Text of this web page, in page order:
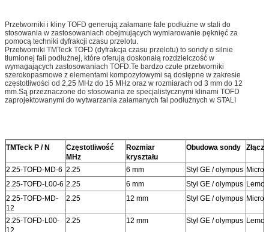
Przetworniki i kliny TOFD generują załamane fale podłużne w stali do
stosowania w zastosowaniach obejmujących wymiarowanie pęknięć za
pomocą techniki dyfrakcji czasu przelotu.
Przetworniki TMTeck TOFD (dyfrakcja czasu przelotu) to sondy o silnie
tłumionej fali podłużnej, które oferują doskonałą rozdzielczość w
wymagających zastosowaniach TOFD.Te bardzo czułe przetworniki
szerokopasmowe z elementami kompozytowymi są dostępne w zakresie
częstotliwości od 2,25 MHz do 15 MHz oraz w rozmiarach od 3 mm do 12
mm.Są przeznaczone do stosowania ze specjalistycznymi klinami TOFD
zaprojektowanymi do wytwarzania załamanych fal podłużnych w STALI
TMTeck P / N
Częstotliwość
MHz
Rozmiar
kryształu
Obudowa sondy Złącze
2.25-TOFD-MD-6 2.25 6 mm Styl GE / olympus
2.25-TOFD-L00-6 2.25 6 mm Styl GE / olympus Lemo
2.25-TOFD-MD-
12
2.25 12 mm Styl GE / olympus
2.25-TOFD-L00-
12
2.25 12 mm Styl GE / olympus Lemo